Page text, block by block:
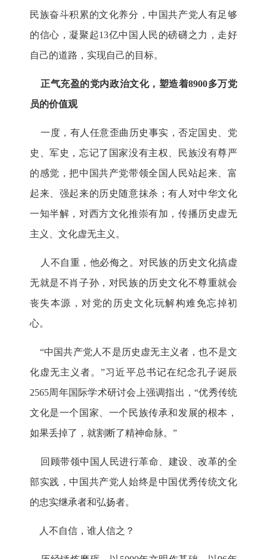
民族奋斗积累的文化养分，中国共产党人有足够
的信心，凝聚起13亿中国人民的磅礴之力，走好
自己的道路，实现自己的目标。
正气充盈的党内政治文化，塑造着8900多万党
员的价值观
一度，有人任意歪曲历史事实，否定国史、党
史、军史，忘记了国家没有主权、民族没有尊严
的感觉，把中国共产党带领全国人民站起来、富
起来、强起来的历史随意抹杀；有人对中华文化
一知半解，对西方文化推崇有加，传播历史虚无
主义、文化虚无主义。
人不自重，他必侮之。对民族的历史文化搞虚
无就是不肖子孙，对民族的历史文化不尊重就会
丧失本源，对党的历史文化玩解构难免忘掉初
心。
“中国共产党人不是历史虚无主义者，也不是文
化虚无主义者。”习近平总书记在纪念孔子诞辰
2565周年国际学术研讨会上强调指出，“优秀传统
文化是一个国家、一个民族传承和发展的根本，
如果丢掉了，就割断了精神命脉。”
回顾带领中国人民进行革命、建设、改革的全
部实践，中国共产党人始终是中国优秀传统文化
的忠实继承者和弘扬者。
人不自信，谁人信之？